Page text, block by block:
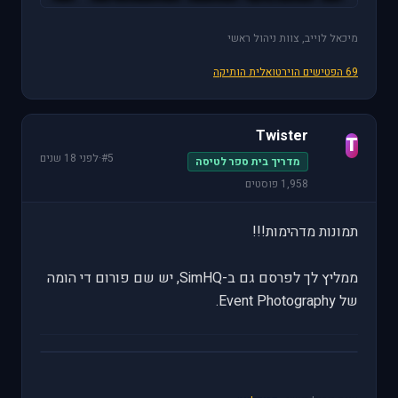
מיכאל לוייב, צוות ניהול ראשי
69 הפטישים הוירטואלית הותיקה
T
Twister
מדריך בית ספר לטיסה
1,958 פוסטים
#5
·לפני 18 שנים
תמונות מדהימות!!!
ממליץ לך לפרסם גם ב-SimHQ, יש שם פורום די הומה
של Event Photography.